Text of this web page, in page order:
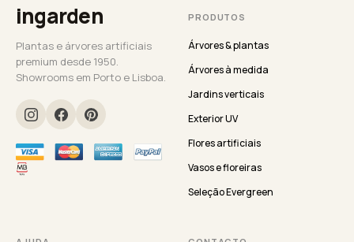
ingarden
Plantas e árvores artificiais
premium desde 1950.
Showrooms em Porto e Lisboa.
PRODUTOS
Árvores & plantas
Árvores à medida
Jardins verticais
Exterior UV
Flores artificiais
Vasos e floreiras
Seleção Evergreen